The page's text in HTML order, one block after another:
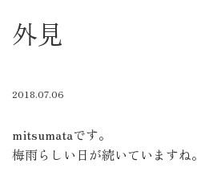
外見
2018.07.06
mitsumataです。
梅雨らしい日が続いていますね。